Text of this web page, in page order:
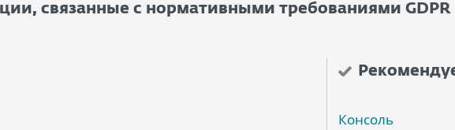
связанные с нормативными требованиями GDPR
Консоль